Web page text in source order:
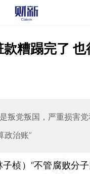
糟蹋完了 也
叛党叛国，严重损害
政治账”
桢） “不管腐败分